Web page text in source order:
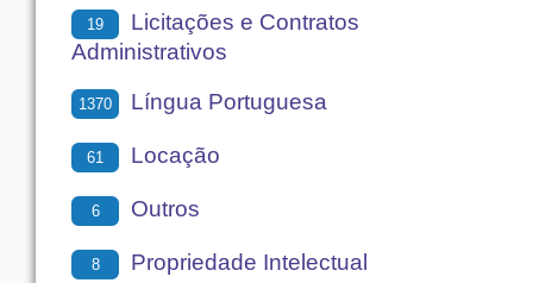
19
Licitações e Contratos
Administrativos
1370 Língua Portuguesa
61 Locação
6 Outros
8 Propriedade Intelectual